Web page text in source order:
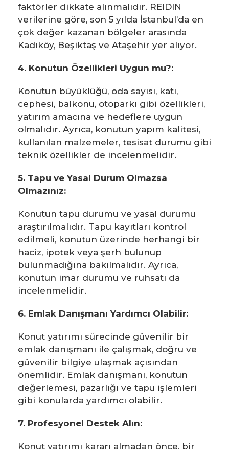
faktörler dikkate alınmalıdır. REIDIN
verilerine göre, son 5 yılda İstanbul’da en
çok değer kazanan bölgeler arasında
Kadıköy, Beşiktaş ve Ataşehir yer alıyor.
4. Konutun Özellikleri Uygun mu?:
Konutun büyüklüğü, oda sayısı, katı,
cephesi, balkonu, otoparkı gibi özellikleri,
yatırım amacına ve hedeflere uygun
olmalıdır. Ayrıca, konutun yapım kalitesi,
kullanılan malzemeler, tesisat durumu gibi
teknik özellikler de incelenmelidir.
5. Tapu ve Yasal Durum Olmazsa
Olmazınız:
Konutun tapu durumu ve yasal durumu
araştırılmalıdır. Tapu kayıtları kontrol
edilmeli, konutun üzerinde herhangi bir
haciz, ipotek veya şerh bulunup
bulunmadığına bakılmalıdır. Ayrıca,
konutun imar durumu ve ruhsatı da
incelenmelidir.
6. Emlak Danışmanı Yardımcı Olabilir:
Konut yatırımı sürecinde güvenilir bir
emlak danışmanı ile çalışmak, doğru ve
güvenilir bilgiye ulaşmak açısından
önemlidir. Emlak danışmanı, konutun
değerlemesi, pazarlığı ve tapu işlemleri
gibi konularda yardımcı olabilir.
7. Profesyonel Destek Alın:
Konut yatırımı kararı almadan önce, bir